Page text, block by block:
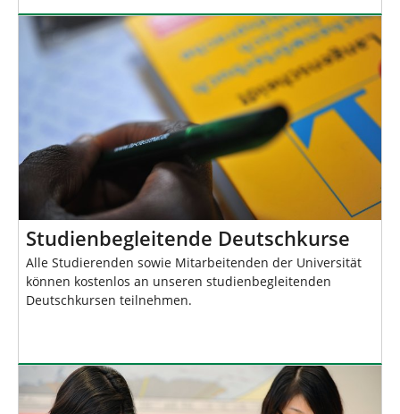
Studienbegleitende Deutschkurse
Alle Studierenden sowie Mitarbeitenden der Universität
können kostenlos an unseren studienbegleitenden
Deutschkursen teilnehmen.